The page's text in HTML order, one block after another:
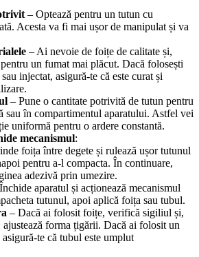
– Optează pentru un tutun cu
Acesta va fi mai ușor de manipulat și va
– Ai nevoie de foițe de calitate și,
un fumat mai plăcut. Dacă folosești
injectat, asigură-te că este curat și
– Pune o cantitate potrivită de tutun pentru
sau în compartimentul aparatului. Astfel vei
uniformă pentru o ardere constantă.
mecanismul:
foița între degete și rulează ușor tutunul
pentru a-l compacta. În continuare,
adezivă prin umezire.
aparatul și acționează mecanismul
tutunul, apoi aplică foița sau tubul.
– Dacă ai folosit foițe, verifică sigiliul și,
ajustează forma țigării. Dacă ai folosit un
te că tubul este umplut